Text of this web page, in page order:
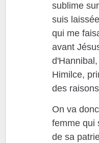
sublime
suis
qui me
avant
Himilce,
des
On va
femme qui
de sa